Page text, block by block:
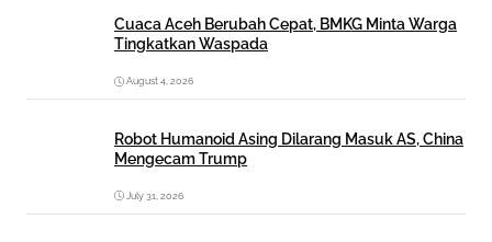
Cuaca Aceh Berubah Cepat, BMKG Minta Warga
Tingkatkan Waspada
August 4, 2026
Robot Humanoid Asing Dilarang Masuk AS, China
Mengecam Trump
July 31, 2026